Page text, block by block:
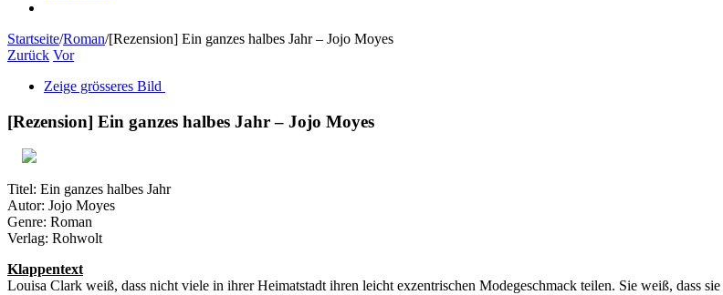
Startseite/Roman/[Rezension] Ein ganzes halbes Jahr – Jojo Moyes
Zurück Vor
Zeige grösseres Bild
[Rezension] Ein ganzes halbes Jahr – Jojo Moyes
Titel: Ein ganzes halbes Jahr
Autor: Jojo Moyes
Genre: Roman
Verlag: Rohwolt
Klappentext
Louisa Clark weiß, dass nicht viele in ihrer Heimatstadt ihren leicht exzentrischen Modegeschmack teilen. Sie weiß, dass